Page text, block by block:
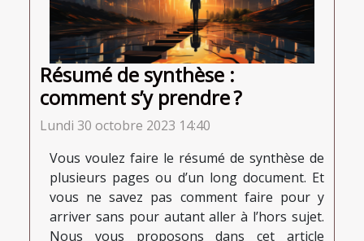
Résumé de synthèse :
comment s’y prendre ?
Lundi 30 octobre 2023 14:40
Vous voulez faire le résumé de synthèse de
plusieurs pages ou d’un long document. Et
vous ne savez pas comment faire pour y
arriver sans pour autant aller à l’hors sujet.
Nous vous proposons dans cet article